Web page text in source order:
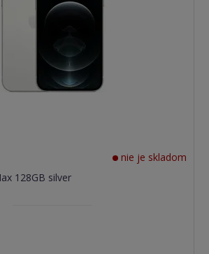
nie je skladom
128GB silver